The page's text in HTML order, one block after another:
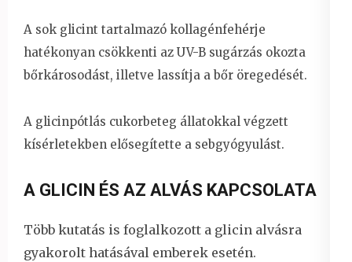
A sok glicint tartalmazó kollagénfehérje
hatékonyan csökkenti az UV-B sugárzás okozta
bőrkárosodást, illetve lassítja a bőr öregedését.
A glicinpótlás cukorbeteg állatokkal végzett
kísérletekben elősegítette a sebgyógyulást.
A GLICIN ÉS AZ ALVÁS KAPCSOLATA
Több kutatás is foglalkozott a glicin alvásra
gyakorolt hatásával emberek esetén.